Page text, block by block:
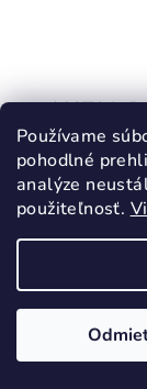
Používame
pohodlné
analýze
použiteľnosť.
ANTAL
24 25 26